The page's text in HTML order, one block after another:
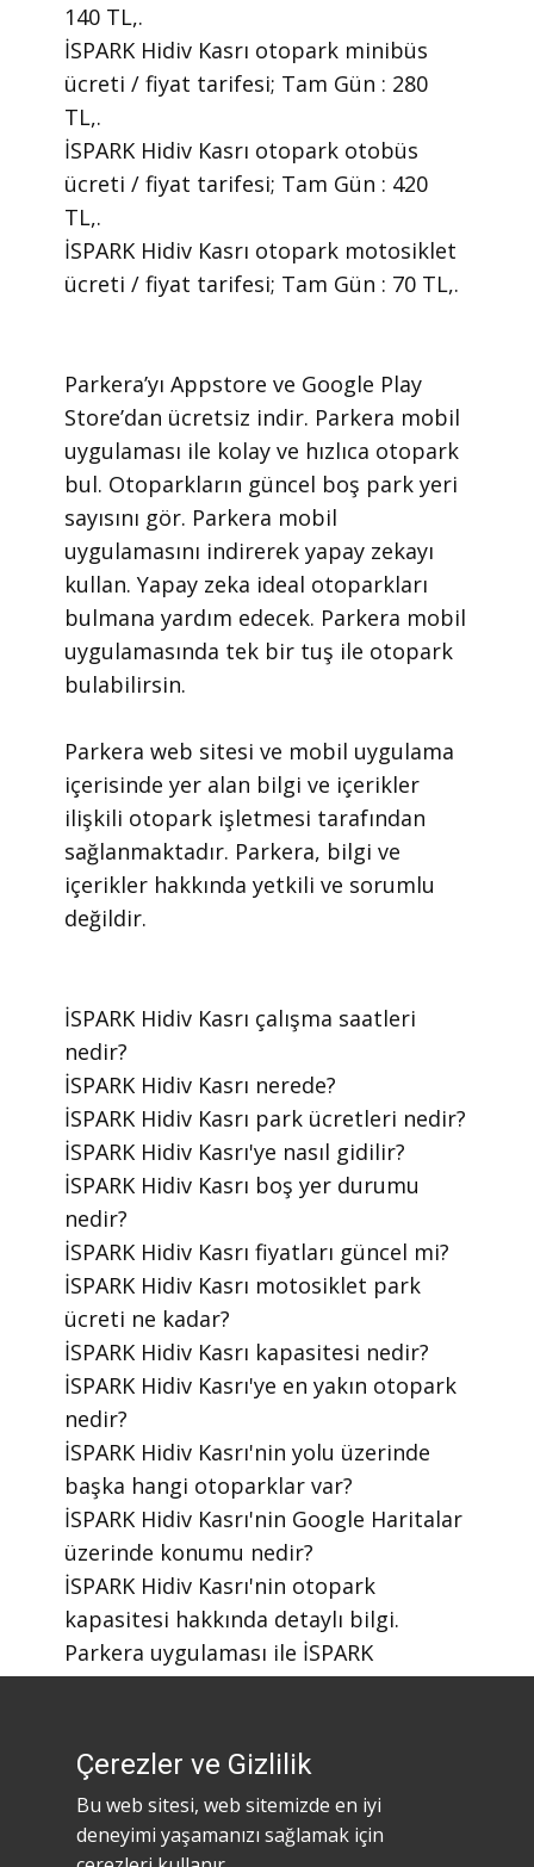
140 TL,.
İSPARK Hidiv Kasrı otopark minibüs
ücreti / fiyat tarifesi; Tam Gün : 280
TL,.
İSPARK Hidiv Kasrı otopark otobüs
ücreti / fiyat tarifesi; Tam Gün : 420
TL,.
İSPARK Hidiv Kasrı otopark motosiklet
ücreti / fiyat tarifesi; Tam Gün : 70 TL,.
​Parkera’yı Appstore ve Google Play
Store’dan ücretsiz indir. Parkera mobil
uygulaması ile kolay ve hızlıca otopark
bul. Otoparkların güncel boş park yeri
sayısını gör. Parkera mobil
uygulamasını indirerek yapay zekayı
kullan. Yapay zeka ideal otoparkları
bulmana yardım edecek. Parkera mobil
uygulamasında tek bir tuş ile otopark
bulabilirsin.
​Parkera web sitesi ve mobil uygulama
içerisinde yer alan bilgi ve içerikler
ilişkili otopark işletmesi tarafından
sağlanmaktadır. Parkera, bilgi ve
içerikler hakkında yetkili ve sorumlu
değildir.
​İSPARK Hidiv Kasrı çalışma saatleri
nedir?
​İSPARK Hidiv Kasrı nerede?
​İSPARK Hidiv Kasrı park ücretleri nedir?
​İSPARK Hidiv Kasrı'ye nasıl gidilir?
​İSPARK Hidiv Kasrı boş yer durumu
nedir?
​İSPARK Hidiv Kasrı fiyatları güncel mi?
​İSPARK Hidiv Kasrı motosiklet park
ücreti ne kadar?
​İSPARK Hidiv Kasrı kapasitesi nedir?
​İSPARK Hidiv Kasrı'ye en yakın otopark
nedir?
​İSPARK Hidiv Kasrı'nin yolu üzerinde
başka hangi otoparklar var?
​İSPARK Hidiv Kasrı'nin Google Haritalar
üzerinde konumu nedir?
​İSPARK Hidiv Kasrı'nin otopark
kapasitesi hakkında detaylı bilgi.
​Parkera uygulaması ile İSPARK
otoparklarını nasıl bulabilirim?
indirilir?
Çerezler ve Gizlilik
Bu web sitesi, web sitemizde en iyi
deneyimi yaşamanızı sağlamak için